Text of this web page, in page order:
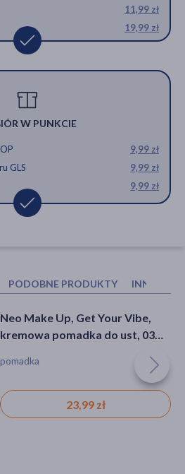
11,99 zł
19,99 zł
W PUNKCIE
9,99 zł
GLS
9,99 zł
9,99 zł
PODOBNE PRODUKTY INNI
Paese Argan Lipstick, pomadka
z olejem arganowym, 17, 4,3 g
pomadka, suchość
37,99 zł
NEO Make Up Długotrwała
pomadka do ust w sztyfcie: 04
pomadka
29,19 zł
Neo Make Up, Get Your Vibe,
kremowa pomadka do ust, 03
pomadka
23,99 zł